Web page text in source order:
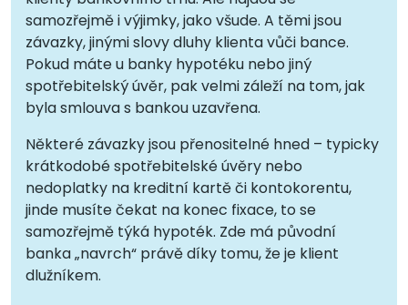
samozřejmě i výjimky, jako všude. A těmi jsou
závazky, jinými slovy dluhy klienta vůči bance.
Pokud máte u banky hypotéku nebo jiný
spotřebitelský úvěr, pak velmi záleží na tom, jak
byla smlouva s bankou uzavřena.
Některé závazky jsou přenositelné hned – typicky
krátkodobé spotřebitelské úvěry nebo
nedoplatky na kreditní kartě či kontokorentu,
jinde musíte čekat na konec fixace, to se
samozřejmě týká hypoték. Zde má původní
banka „navrch“ právě díky tomu, že je klient
dlužníkem.